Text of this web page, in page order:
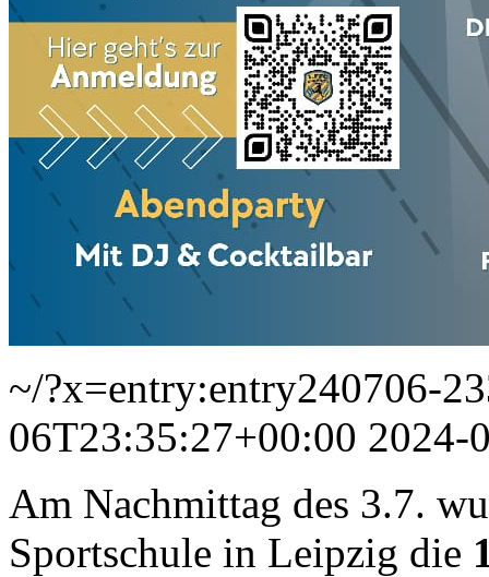
~/?x=entry:entry240706-
06T23:35:27+00:00 2024-
Am Nachmittag des 3.7.
Sportschule in Leipzig die